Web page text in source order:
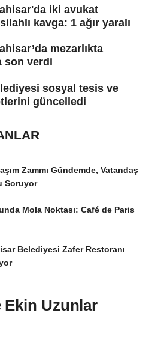
iki avukat
kavga: 1 ağır yaralı
mezarlıkta
son verdi
sosyal tesis ve
güncelledi
Zammı Gündemde, Vatandaş
Soruyor
Mola Noktası: Café de Paris
Belediyesi Zafer Restoranı
Uzunlar